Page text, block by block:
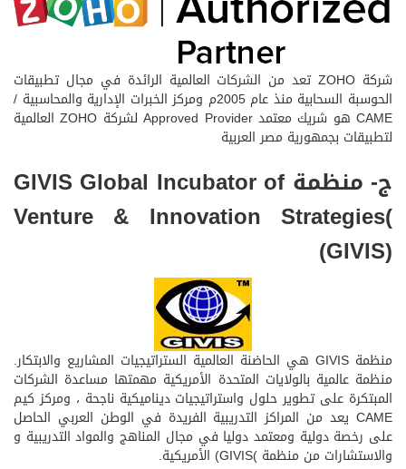
شركة ZOHO تعد من الشركات العالمية الرائدة في مجال تطبيقات
الحوسبة السحابية منذ عام 2005م ومركز الخبرات الإدارية والمحاسبية /
CAME هو شريك معتمد Approved Provider لشركة ZOHO العالمية
لتطبيقات بجمهورية مصر العربية
ج- منظمة GIVIS Global Incubator of
Venture & Innovation Strategies(
(GIVIS)
منظمة GIVIS هي الحاضنة العالمية الستراتيجيات المشاريع والابتكار.
منظمة عالمية بالولايات المتحدة الأمريكية مهمتها مساعدة الشركات
المبتكرة على تطوير حلول واستراتيجيات ديناميكية ناجحة ، ومركز كيم
CAME يعد من المراكز التدريبية الفريدة في الوطن العربي الحاصل
على رخصة دولية ومعتمد دوليا في مجال المناهج والمواد التدريبية و
والاستشارات من منظمة )GIVIS) الأمريكية.